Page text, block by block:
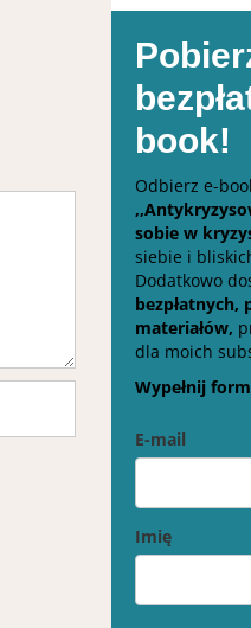
book!
Odbierz e-
sobie w
siebie i
Dodatkowo
bezpłatnych,
materiałów,
dla moich
Wypełnij
E-mail
Imię